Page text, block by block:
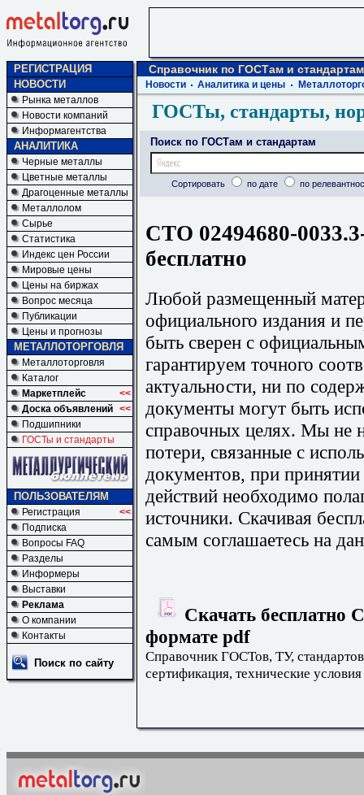
РЕГИСТРАЦИЯ
НОВОСТИ
Рынка металлов
Новости компаний
Информагентства
АНАЛИТИКА
Черные металлы
Цветные металлы
Драгоценные металлы
Металлолом
Сырье
Статистика
Индекс цен России
Мировые цены
Цены на биржах
Вопрос месяца
Публикации
Цены и прогнозы
МЕТАЛЛОТОРГОВЛЯ
Металлоторговля
Каталог
Маркетплейс
<<
Доска объявлений <<
Подшипники
ГОСТы и стандарты
ПОЛЬЗОВАТЕЛЯМ
Регистрация
<<
Подписка
Вопросы FAQ
Разделы
Информеры
Выставки
Реклама
О компании
Контакты
Поиск по сайту
Справочник по ГОСТам и стандартам
Новости Аналитика и цены
ГОСТы, стандарты,
Поиск по ГОСТам и стандартам
Сортировать по дате по
СТО 02494680-
бесплатно
Любой размещенный
официального издания и
быть сверен с
гарантируем точного
актуальности, ни по
документы могут быть
справочных целях. Мы не
потери, связанные с
документов, при
действий необходимо
источники. Скачивая
самым соглашаетесь на
Скачать бесплатно
формате pdf
Справочник ГОСТов, ТУ,
сертификация, технические условия